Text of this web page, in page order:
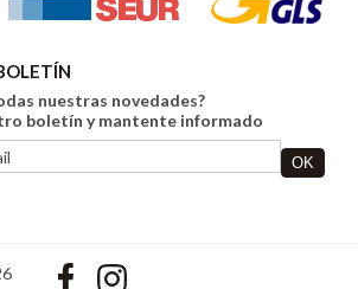
nuestras novedades?
boletín y mantente informado